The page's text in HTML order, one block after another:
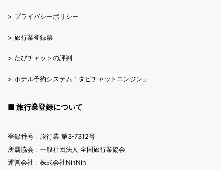
> プライバシーポリシー
> 旅行業登録票
> たびチャットの評判
> ホテル予約システム「タビチャットエンジン」
■ 旅行業登録について
登録番号：旅行業 第3-7312号
所属協会：一般社団法人 全国旅行業協会
運営会社：株式会社NinNin